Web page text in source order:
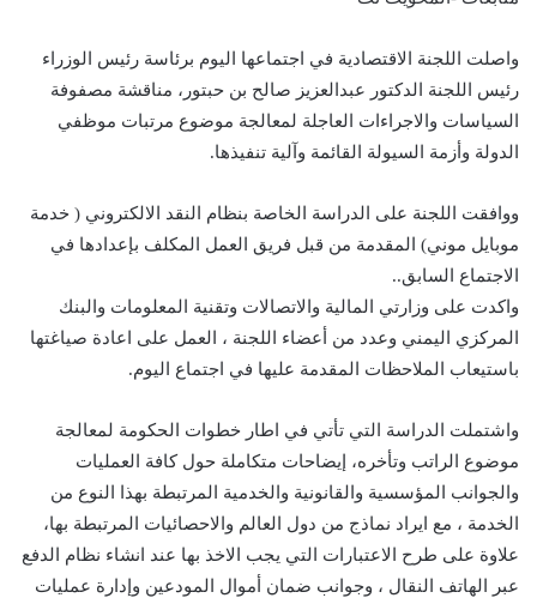
واصلت اللجنة الاقتصادية في اجتماعها اليوم برئاسة رئيس الوزراء
رئيس اللجنة الدكتور عبدالعزيز صالح بن حبتور، مناقشة مصفوفة
السياسات والاجراءات العاجلة لمعالجة موضوع مرتبات موظفي
الدولة وأزمة السيولة القائمة وآلية تنفيذها.
ووافقت اللجنة على الدراسة الخاصة بنظام النقد الالكتروني ( خدمة
موبايل موني) المقدمة من قبل فريق العمل المكلف بإعدادها في
الاجتماع السابق..
واكدت على وزارتي المالية والاتصالات وتقنية المعلومات والبنك
المركزي اليمني وعدد من أعضاء اللجنة ، العمل على اعادة صياغتها
باستيعاب الملاحظات المقدمة عليها في اجتماع اليوم.
واشتملت الدراسة التي تأتي في اطار خطوات الحكومة لمعالجة
موضوع الراتب وتأخره، إيضاحات متكاملة حول كافة العمليات
والجوانب المؤسسية والقانونية والخدمية المرتبطة بهذا النوع من
الخدمة ، مع ايراد نماذج من دول العالم والاحصائيات المرتبطة بها،
علاوة على طرح الاعتبارات التي يجب الاخذ بها عند انشاء نظام الدفع
عبر الهاتف النقال ، وجوانب ضمان أموال المودعين وإدارة عمليات